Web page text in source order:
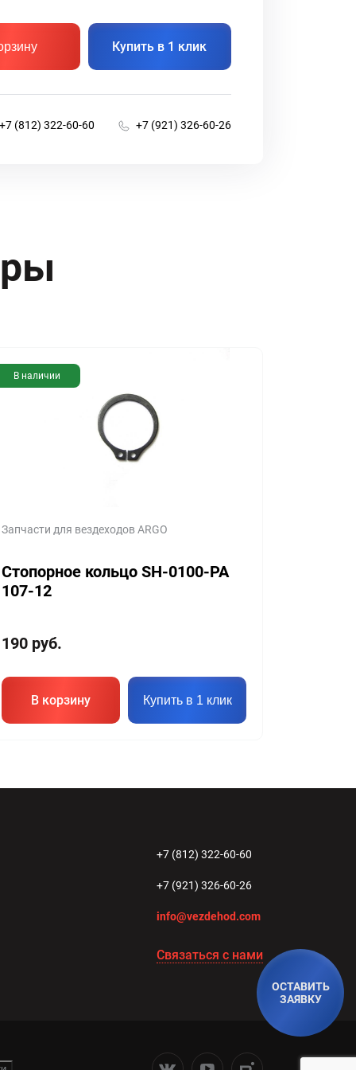
ОСТАВИТЬ
ЗАЯВКУ
Купить в 1 клик
+7 (812) 322-60-60 +7 (921) 326-60-26
В наличии
Запчасти для вездеходов ARGO
Стопорное кольцо SH-0100-PA
107-12
190 руб.
В корзину Купить в 1 клик
+7 (812) 322-60-60
+7 (921) 326-60-26
info@vezdehod.com
Связаться с нами